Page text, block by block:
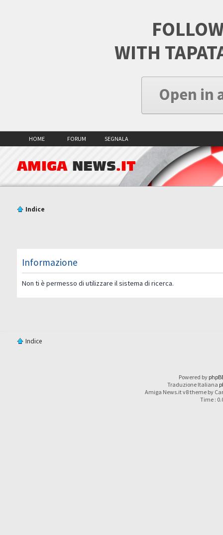
WITH
Open in
HOME FORUM SEGNALA
AMIGA NEWS.IT
Indice
Informazione
Non ti è permesso di utilizzare il sistema di ricerca.
Indice
Powered by
Traduzione Italiana
Amiga News.it v8 theme by
Time :